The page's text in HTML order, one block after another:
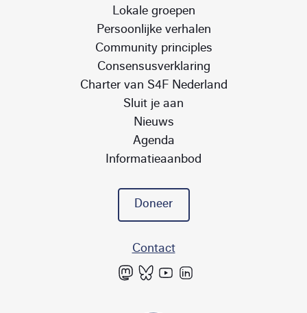
Lokale groepen
Persoonlijke verhalen
Community principles
Consensusverklaring
Charter van S4F Nederland
Sluit je aan
Nieuws
Agenda
Informatieaanbod
Doneer
Contact